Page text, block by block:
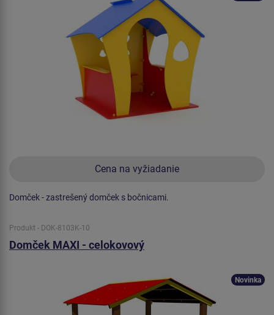
Cena na vyžiadanie
Domček - zastrešený domček s bočnicami.
Produkt - DOK-8103K-10
Domček MAXI - celokovový
Novinka